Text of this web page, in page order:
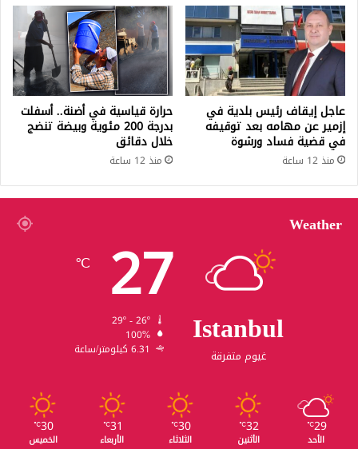
عاجل إيقاف رئيس بلدية في
إزمير عن مهامه بعد توقيفه
في قضية فساد ورشوة
منذ 12 ساعة
حرارة قياسية في أضنة.. أسفلت
بدرجة 200 مئوية وبيضة تنضج
خلال دقائق
منذ 12 ساعة
Weather
Istanbul
غيوم متفرقة
27
℃
100%
6.31 كيلومتر/ساعة
29
℃
الأحد
32
℃
الأثنين
30
℃
الثلاثاء
31
℃
الأربعاء
30
℃
الخميس